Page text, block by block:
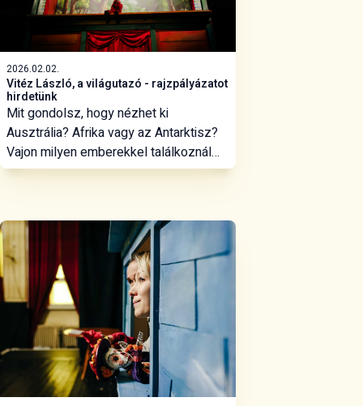
2026.02.02.
Vitéz László, a világutazó - rajzpályázatot
hirdetünk
Mit gondolsz, hogy nézhet ki
Ausztrália? Afrika vagy az Antarktisz?
Vajon milyen emberekkel találkoznál
ott? Milyen lehet a házuk? Erre vagyunk
Kemény Henrik, a vásári bábjáték
megkerülhetetlen alakjának 101.
születésnapjának alkalmából hirdetünk.